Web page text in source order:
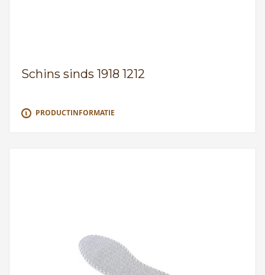
Schins sinds 1918 1212
PRODUCTINFORMATIE